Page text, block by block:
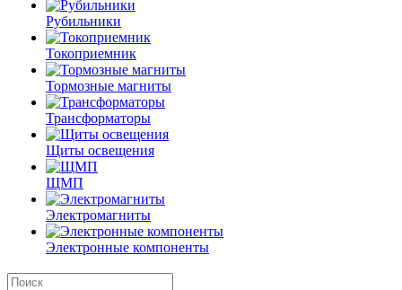
Рубильники
Токоприемник
Тормозные магниты
Трансформаторы
Щиты освещения
ЩМП
Электромагниты
Электронные компоненты